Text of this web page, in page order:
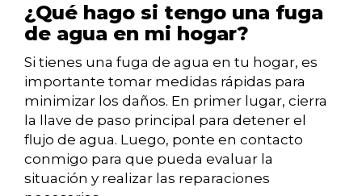
¿Qué hago si tengo una fuga
de agua en mi hogar?
Si tienes una fuga de agua en tu hogar, es
importante tomar medidas rápidas para
minimizar los daños. En primer lugar, cierra
la llave de paso principal para detener el
flujo de agua. Luego, ponte en contacto
conmigo para que pueda evaluar la
situación y realizar las reparaciones